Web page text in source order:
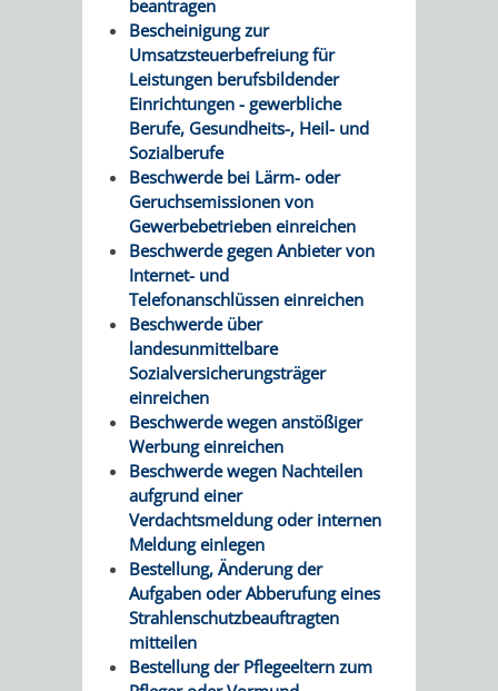
beantragen
Bescheinigung zur
Umsatzsteuerbefreiung für
Leistungen berufsbildender
Einrichtungen - gewerbliche
Berufe, Gesundheits-, Heil- und
Sozialberufe
Beschwerde bei Lärm- oder
Geruchsemissionen von
Gewerbebetrieben einreichen
Beschwerde gegen Anbieter von
Internet- und
Telefonanschlüssen einreichen
Beschwerde über
landesunmittelbare
Sozialversicherungsträger
einreichen
Beschwerde wegen anstößiger
Werbung einreichen
Beschwerde wegen Nachteilen
aufgrund einer
Verdachtsmeldung oder internen
Meldung einlegen
Bestellung, Änderung der
Aufgaben oder Abberufung eines
Strahlenschutzbeauftragten
mitteilen
Bestellung der Pflegeeltern zum